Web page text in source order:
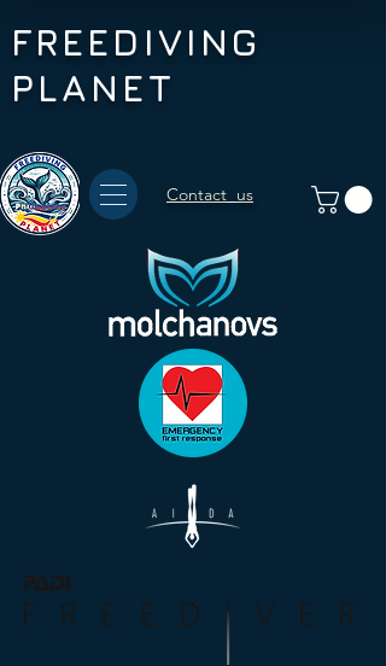
FREEDIVING
PLANET
Contact us